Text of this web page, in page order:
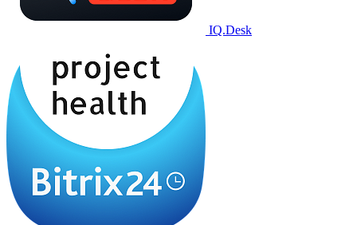
IQ.Desk